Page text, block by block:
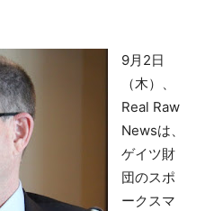
9月2日
（木）、
Real Raw
Newsは、
ゲイツ財
団のスポ
ークスマ